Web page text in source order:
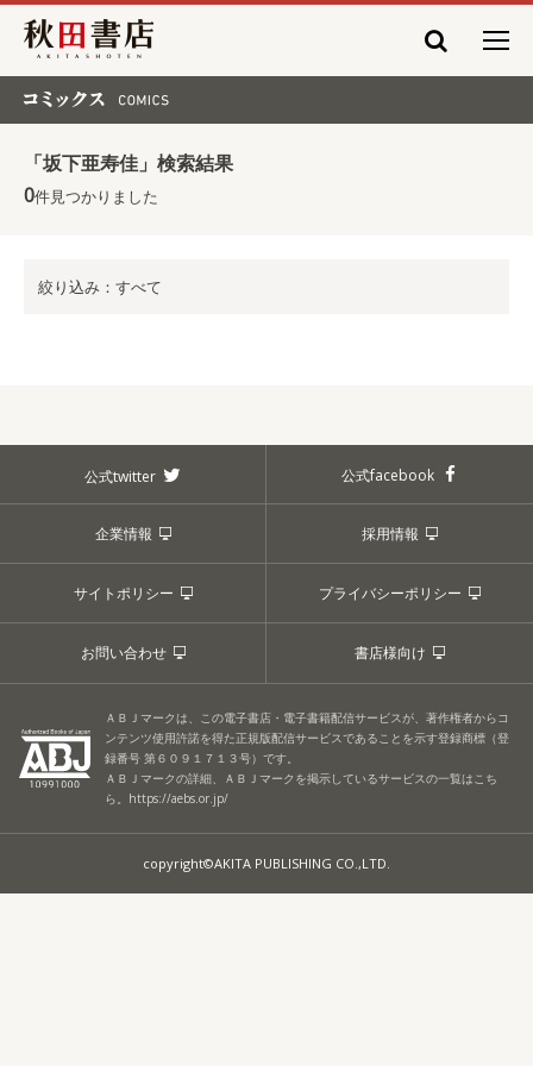
秋田書店
「坂下亜寿佳」検索結果
0件見つかりました
絞り込み：すべて
公式twitter 公式facebook
企業情報 採用情報
サイトポリシー プライバシーポリシー
お問い合わせ 書店様向け
ＡＢＪマークは、この電子書店・電子書籍配信サービスが、著作権者からコ
ンテンツ使用許諾を得た正規版配信サービスであることを示す登録商標（登
録番号 第６０９１７１３号）です。
ＡＢＪマークの詳細、ＡＢＪマークを掲示しているサービスの一覧はこち
ら。 https://aebs.or.jp/
copyright©AKITA PUBLISHING CO.,LTD.